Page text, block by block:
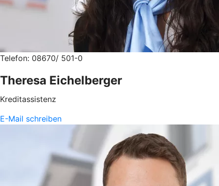
Telefon: 08670/ 501-0
Theresa Eichelberger
Kreditassistenz
E-Mail schreiben